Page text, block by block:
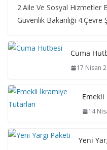
2.Aile Ve Sosyal Hizmetler
Güvenlik Bakanlığı
Cuma
17 Nisan
Emekli
14
Yeni